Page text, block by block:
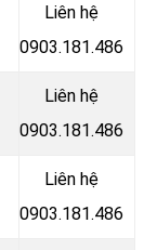
Liên hệ
0903.181.486
Liên hệ
0903.181.486
Liên hệ
0903.181.486